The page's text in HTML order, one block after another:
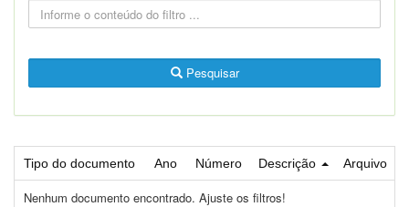
Pesquisar
Tipo do documento Ano Número Descrição Arquivo
Nenhum documento encontrado. Ajuste os filtros!